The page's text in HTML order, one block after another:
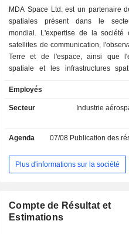
MDA Space Ltd. est un partenaire
spatiales présent dans le
mondial. L'expertise de la société
satellites de communication,
Terre et de l'espace, ainsi que
spatiale et les infrastructures
satellitaires, Robotique et
et Géointelligence. Dans le
systèmes satellitaires, elle
terrestre basse (LEO), en orbite
équatoriale (GEO), tout en
systèmes de communication pour
collabore avec ses clients dans le
missions critiques liées aux
Employés
Secteur
Industrie
Agenda 07/08 Publication des résultats
Plus d'informations sur la société
Compte de Résultat et
Estimations